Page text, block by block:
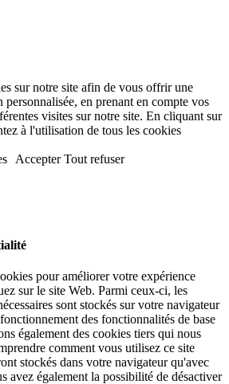
sur notre site afin de vous offrir une
en prenant en compte vos
visites sur notre site. En cliquant sur
à l'utilisation de tous les cookies
Accepter Tout refuser
pour améliorer votre expérience
sur le site Web. Parmi ceux-ci, les
sont stockés sur votre navigateur
des fonctionnalités de base
également des cookies tiers qui nous
comment vous utilisez ce site
stockés dans votre navigateur qu'avec
avez également la possibilité de désactiver